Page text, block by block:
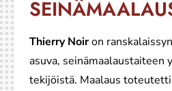
Thierry Noiron
asuva, seinämaalaustaiteen
tekijöistä. Maalaus